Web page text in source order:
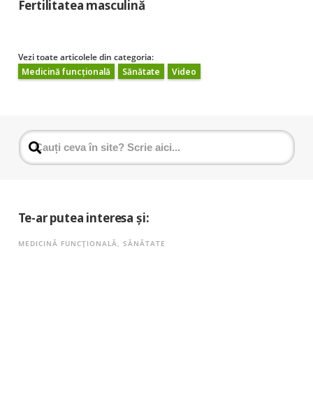
Fertilitatea masculină
Vezi toate articolele din categoria:
Medicină funcțională
Sănătate Video
Te-ar putea interesa și:
MEDICINĂ FUNCȚIONALĂ, SĂNĂTATE